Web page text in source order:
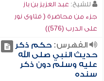
للشيخ: عبد العزيز بن باز
جزء من محاضرة ( فتاوى نور
على الدرب (576))
الفهرس:حكم ذكر
حديث النبي صلى الله
عليه وسلم دون ذكر
سنده